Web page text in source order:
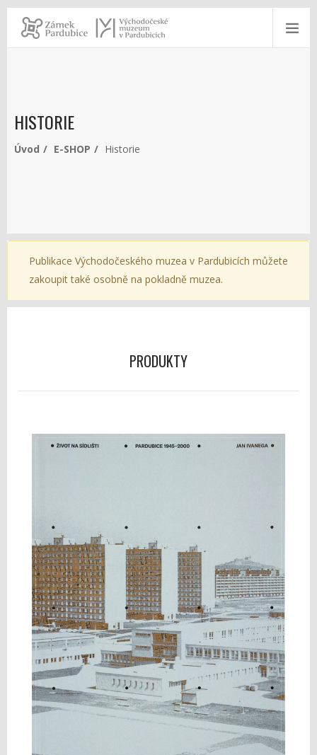
HISTORIE
Úvod E-SHOP Historie
Publikace Východočeského muzea v Pardubicích můžete
zakoupit také osobně na pokladně muzea.
PRODUKTY